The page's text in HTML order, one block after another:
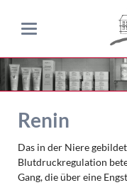
Renin
Das in der Niere
Blutdruckregulation
Gang, die über eine